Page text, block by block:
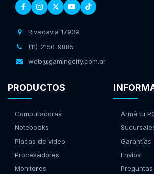
Rivadavia 17939
(11) 2150-9885
web@gamingcity.com.ar
PRODUCTOS
Computadoras
Notebooks
Placas de video
Procesadores
Monitores
Armá tu
Garantías
Envíos